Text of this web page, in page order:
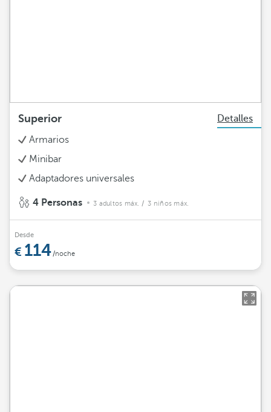
Superior
Detalles
Armarios
Minibar
Adaptadores universales
4 Personas 3 adultos máx. / 3 niños máx.
Desde
114/noche